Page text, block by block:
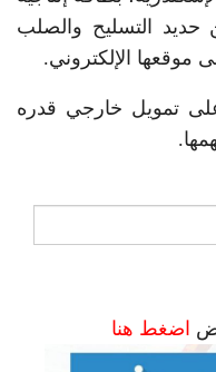
طن من حديد التسليح والصلب
موقعها الإلكتروني.
تمويل خارجي قدره
اضغط هنا